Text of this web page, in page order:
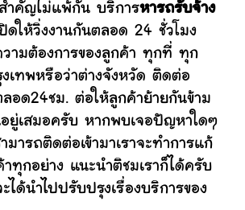
ำคัญไม่แพ้กัน บริการหารถรับจ้าง
ปิดให้วิ่งงานกันตลอด 24 ชั่วโมง
วามต้องการของลูกค้า ทุกที่ ทุก
งเทพหรือว่าต่างจังหวัด ติดต่อ
ลอด24ชม. ต่อให้ลูกค้าย้ายกันข้าม
ยู่เสมอครับ หากพบเจอปัญหาใดๆ
มารถติดต่อเข้ามาเราจะทำการแก้
ทุกอย่าง แนะนำติชมเราก็ได้ครับ
ได้นำไปปรับปรุงเรื่องบริการของ